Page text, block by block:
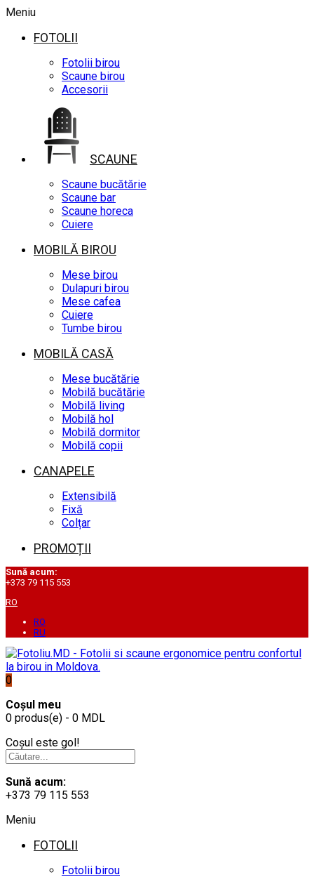
Meniu
FOTOLII
Fotolii birou
Scaune birou
Accesorii
SCAUNE
Scaune bucătărie
Scaune bar
Scaune horeca
Cuiere
MOBILĂ BIROU
Mese birou
Dulapuri birou
Mese cafea
Cuiere
Tumbe birou
MOBILĂ CASĂ
Mese bucătărie
Mobilă bucătărie
Mobilă living
Mobilă hol
Mobilă dormitor
Mobilă copii
CANAPELE
Extensibilă
Fixă
Colțar
PROMOȚII
Sună acum:
+373 79 115 553
RO
RO
RU
0
Coșul meu
0 produs(e) - 0 MDL
Coșul este gol!
Sună acum:
+373 79 115 553
Meniu
FOTOLII
Fotolii birou